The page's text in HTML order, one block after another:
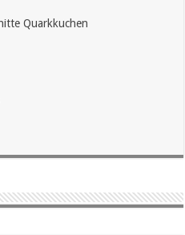
Quarkkuchen